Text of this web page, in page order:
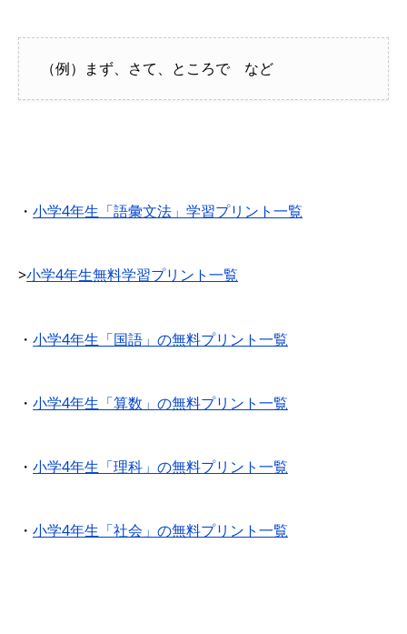
（例）まず、さて、ところで など
・ 小学4年生「語彙文法」学習プリント一覧
>小学4年生無料学習プリント一覧
・ 小学4年生「国語」の無料プリント一覧
・ 小学4年生「算数」の無料プリント一覧
・ 小学4年生「理科」の無料プリント一覧
・ 小学4年生「社会」の無料プリント一覧